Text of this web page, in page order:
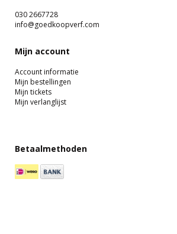
030 2667728
info@goedkoopverf.com
Mijn account
Account informatie
Mijn bestellingen
Mijn tickets
Mijn verlanglijst
Betaalmethoden